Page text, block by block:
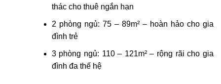
thác cho thuê ngắn hạn
2 phòng ngủ: 75 – 89m² – hoàn hảo cho gia
đình trẻ
3 phòng ngủ: 110 – 121m² – rộng rãi cho gia
đình đa thế hệ